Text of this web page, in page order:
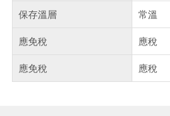
保存溫層
常溫
應免稅
應稅
應免稅
應稅